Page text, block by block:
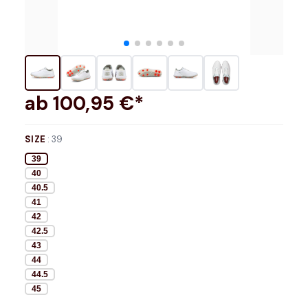
ab 100,95 €*
SIZE :39
39
40
40.5
41
42
42.5
43
44
44.5
45